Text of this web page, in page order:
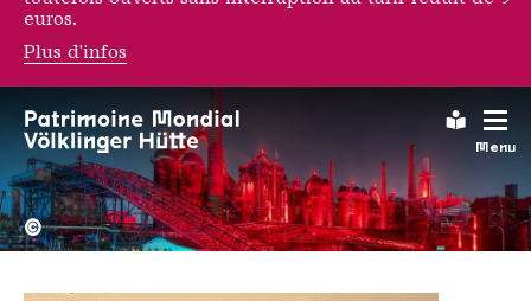
Menu
Dele Adeyemo
La Völklinger Hütte
Copyright:
©
euros.
Plus d'infos